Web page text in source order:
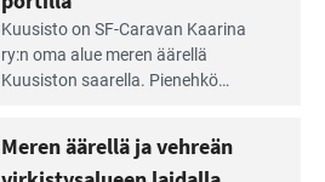
maisemat ja loistavat virkistäytymis­
mahdollisuudet.
Kuusisto on SF-Caravan Kaarina
ry:n oma alue meren äärellä
Kuusiston saarella. Pie­nehkö
Meren äärellä ja vehreän